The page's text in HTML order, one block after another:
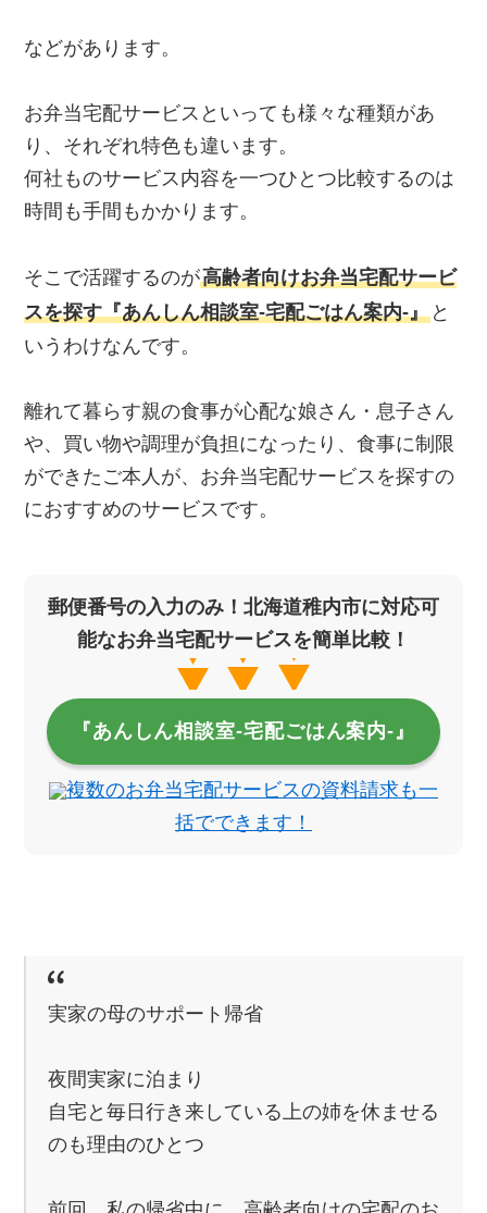
などがあります。
お弁当宅配サービスといっても様々な種類があ
り、それぞれ特色も違います。
何社ものサービス内容を一つひとつ比較するのは
時間も手間もかかります。
そこで活躍するのが高齢者向けお弁当宅配サービ
スを探す『あんしん相談室‐宅配ごはん案内‐』 と
いうわけなんです。
離れて暮らす親の食事が心配な娘さん・息子さん
や、買い物や調理が負担になったり、食事に制限
ができたご本人が、お弁当宅配サービスを探すの
におすすめのサービスです。
郵便番号の入力のみ！北海道稚内市に対応可
能なお弁当宅配サービスを簡単比較！
『あんしん相談室‐宅配ごはん案内‐』
複数のお弁当宅配サービスの資料請求も一
括でできます！
実家の母のサポート帰省
夜間実家に泊まり
自宅と毎日行き来している上の姉を休ませる
のも理由のひとつ